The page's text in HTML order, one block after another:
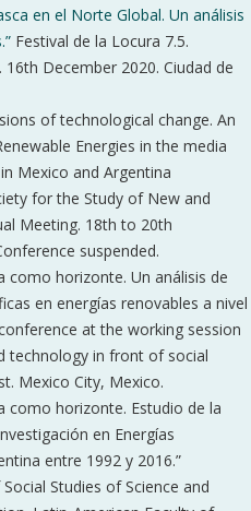
en el Norte Global. Un análisis
Festival de la Locura 7.5.
December 2020. Ciudad de
of technological change. An
Energies in the media
Mexico and Argentina
for the Study of New and
Meeting. 18th to 20th
suspended.
como horizonte. Un análisis de
en energías renovables a nivel
at the working session
technology in front of social
Mexico City, Mexico.
como horizonte. Estudio de la
en Energías
entre 1992 y 2016.”
Studies of Science and